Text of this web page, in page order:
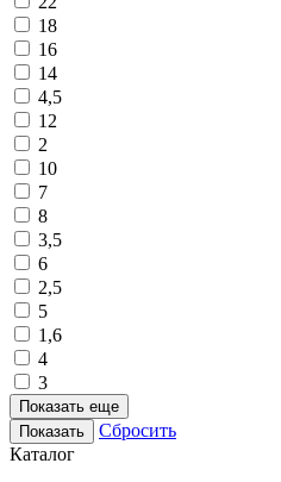
18
16
14
4,5
12
2
10
7
8
3,5
6
2,5
5
1,6
4
3
Показать еще
Сбросить
Каталог